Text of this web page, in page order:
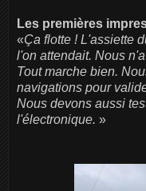
Les premières
«Ça flotte ! L'assiette
l'on attendait. Nous
Tout marche bien.
navigations pour
Nous devons aussi
l'électronique. »